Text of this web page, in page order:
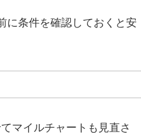
に条件を確認しておくと安
マイルチャートも見直さ